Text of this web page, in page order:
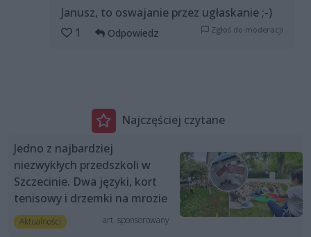
Janusz, to oswajanie przez ugłaskanie ;-)
1
Odpowiedz Zgłoś do moderacji
Najczęściej czytane
Jedno z najbardziej
niezwykłych przedszkoli w
Szczecinie. Dwa języki, kort
tenisowy i drzemki na mrozie
Aktualności art. sponsorowany